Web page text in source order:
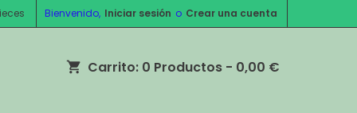
Bienvenido, Iniciar sesión o Crear una cuenta
shopping_cart Carrito: 0 Productos - 0,00 €